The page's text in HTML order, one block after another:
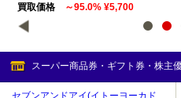
買取価格
～95.0% ¥5,700
スーパー商品券・ギフト券・株主